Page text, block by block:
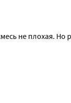
не плохая. Но